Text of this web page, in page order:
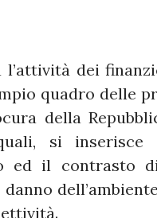
l’attività dei
quadro delle
della
si inserisce
ed il contrasto